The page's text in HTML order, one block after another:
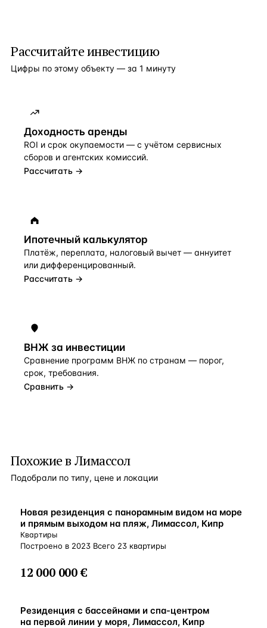
Рассчитайте инвестицию
Цифры по этому объекту — за 1 минуту
Доходность аренды
ROI и срок окупаемости — с учётом сервисных
сборов и агентских комиссий.
Рассчитать →
Ипотечный калькулятор
Платёж, переплата, налоговый вычет — аннуитет
или дифференцированный.
Рассчитать →
ВНЖ за инвестиции
Сравнение программ ВНЖ по странам — порог,
срок, требования.
Сравнить →
Похожие в Лимассол
Подобрали по типу, цене и локации
ВНЖ
Новая резиденция с панорамным видом на море
и прямым выходом на пляж, Лимассол, Кипр
Квартиры
Построено в 2023 Всего 23 квартиры
12 000 000 €
ВНЖ
Резиденция с бассейнами и спа-центром
на первой линии у моря, Лимассол, Кипр